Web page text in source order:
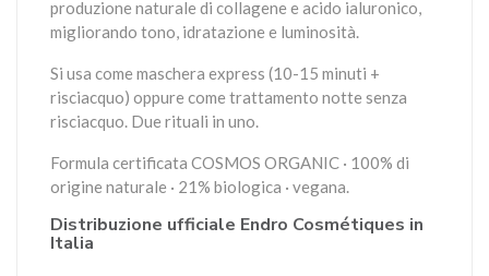
produzione naturale di collagene e acido ialuronico,
migliorando tono, idratazione e luminosità.
Si usa come maschera express (10-15 minuti +
risciacquo) oppure come trattamento notte senza
risciacquo. Due rituali in uno.
Formula certificata COSMOS ORGANIC · 100% di
origine naturale · 21% biologica · vegana.
Distribuzione ufficiale Endro Cosmétiques in
Italia